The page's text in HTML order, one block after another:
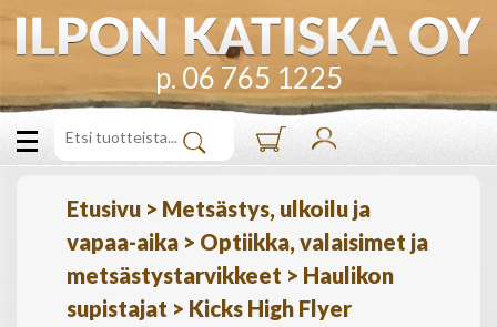
p. 06 765 1225
Etusivu > Metsästys, ulkoilu ja
vapaa-aika > Optiikka, valaisimet ja
metsästystarvikkeet > Haulikon
supistajat > Kicks High Flyer